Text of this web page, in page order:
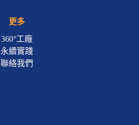
更多
360°工廠
永續實踐
聯絡我們